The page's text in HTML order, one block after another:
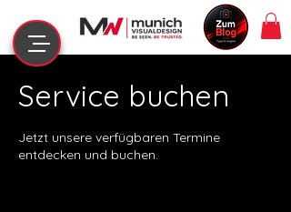
Service buchen
Jetzt unsere verfügbaren Termine
entdecken und buchen.